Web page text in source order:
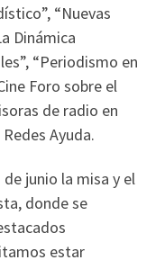
“Nuevas
Dinámica
“Periodismo en
Foro sobre el
de radio en
Ayuda.
junio la misa y el
donde se
estar